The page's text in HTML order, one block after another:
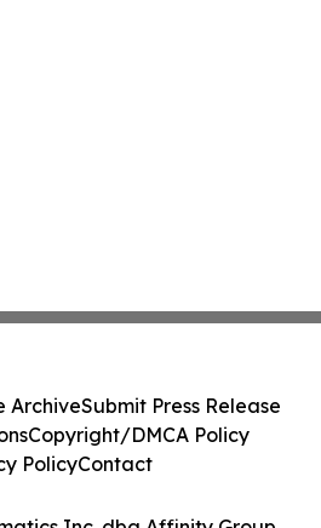
ArchiveSubmit Press Release
Copyright/DMCA Policy
PolicyContact